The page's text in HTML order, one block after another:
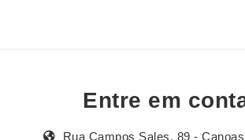
Entre em
Rua Campos Sales, 89 -